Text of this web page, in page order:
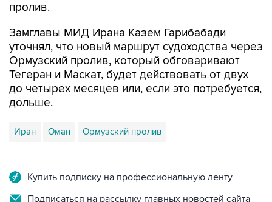
Замглавы МИД Ирана Казем Гарибабади
Ормузский пролив, который обговаривают
Тегеран и Маскат, будет действовать от двух
до четырех месяцев или, если это потребуется,
дольше.
Иран Оман
Подписаться на рассылку главных новостей сайта
Получать оперативные новости в официальном